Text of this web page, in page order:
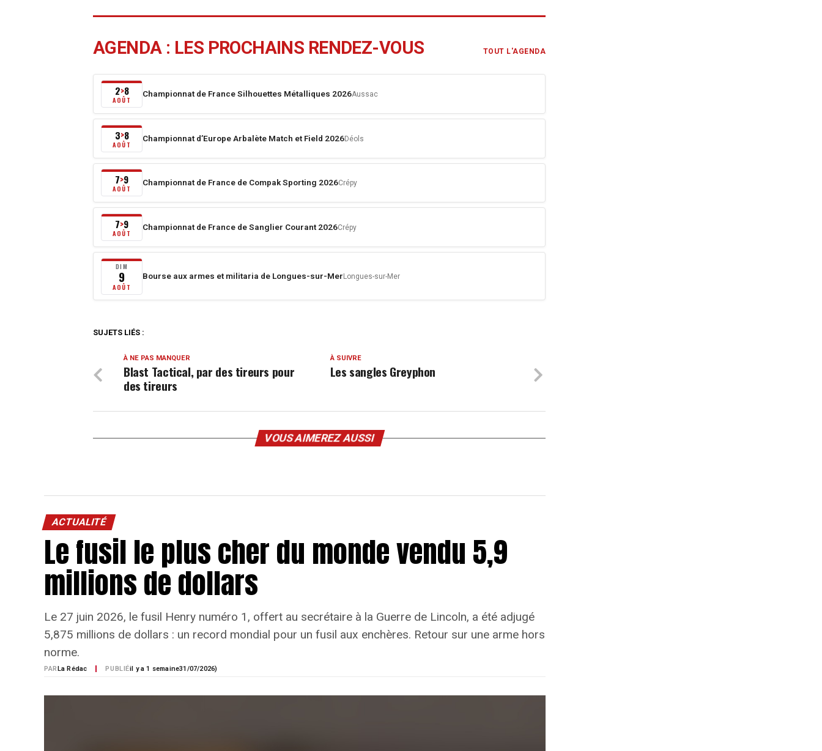
AGENDA : LES PROCHAINS RENDEZ-VOUS TOUT L'AGENDA
2
août
2026
au
8
août
2026
2>8
AOÛT
Championnat de France Silhouettes Métalliques 2026Aussac
3
août
2026
au
8
août
2026
3>8
AOÛT
Championnat d’Europe Arbalète Match et Field 2026Déols
7
août
2026
au
9
2026
7>9
AOÛT
Championnat de France de Compak Sporting 2026Crépy
7
août
2026
au
2026
7>9
AOÛT
Championnat de France de Sanglier Courant 2026Crépy
dimanche
9
DIM
9
AOÛT
Bourse aux armes et militaria de Longues-sur-Mer Longues-sur-Mer
SUJETS LIÉS :
À SUIVRE
Les sangles Greyphon
À NE PAS MANQUER
Blast Tactical, par des tireurs pour
des tireurs
VOUS AIMEREZ AUSSI
ACTUALITÉ
Le fusil le plus cher du monde vendu 5,9
millions de dollars
Le 27 juin 2026, le fusil Henry numéro 1, offert au secrétaire à la Guerre de Lincoln, a été adjugé
5,875 millions de dollars : un record mondial pour un fusil aux enchères. Retour sur une arme hors
norme.
PUBLIÉil y a 1 semaine31/07/2026)
PAR La Rédac